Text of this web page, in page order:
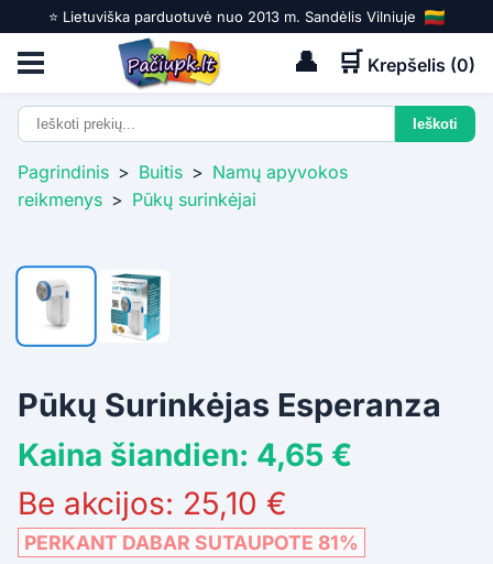
⭐️ Lietuviška parduotuvė nuo 2013 m. Sandėlis Vilniuje
👤 🛒 Krepšelis (0)
Pagrindinis > Buitis > Namų apyvokos
reikmenys > Pūkų surinkėjai
Pūkų Surinkėjas Esperanza
Kaina šiandien: 4,65 €
Be akcijos: 25,10 €
PERKANT DABAR SUTAUPOTE 81%